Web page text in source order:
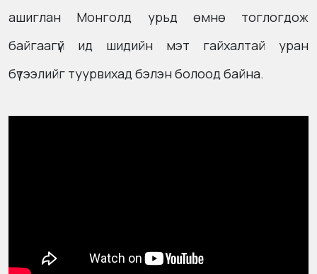
ашиглан Монголд урьд өмнө тоглогдож
байгаагүй ид шидийн мэт гайхалтай уран
бүтээлийг туурвихад бэлэн болоод байна.